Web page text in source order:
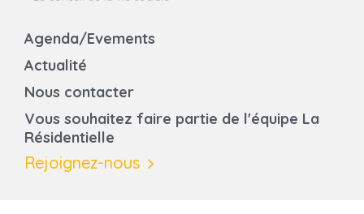
Agenda/Evements
Actualité
Nous contacter
Vous souhaitez faire partie de l'équipe La
Résidentielle
Rejoignez-nous